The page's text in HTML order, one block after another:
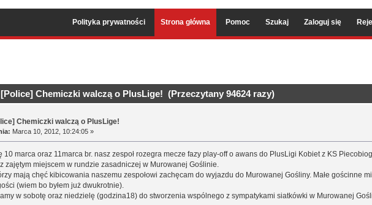
Polityka prywatności Strona główna Pomoc Szukaj Zaloguj się
Chemiczki walczą o PlusLige! (Przeczytany 94624 razy)
Chemiczki walczą o PlusLige!
Marca 10, 2012, 10:24:05 »
10 marca oraz 11marca br. nasz zespoł rozegra mecze fazy play-off o awans do PlusLigi Kobiet z KS
zajętym miejscem w rundzie zasadniczej w Murowanej Goślinie.
mają chęć kibicowania naszemu zespołowi zachęcam do wyjazdu do Murowanej Gośliny. Małe gościnne
(wiem bo byłem już dwukrotnie).
w sobotę oraz niedzielę (godzina18) do stworzenia wspólnego z sympatykami siatkówki w Murowanej